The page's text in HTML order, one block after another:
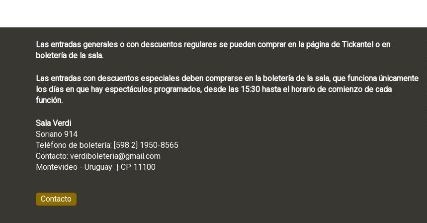
Las entradas generales o con descuentos regulares se pueden comprar en la página de Tickantel o en
boletería de la sala.
Las entradas con descuentos especiales deben comprarse en la boletería de la sala, que funciona únicamente
los días en que hay espectáculos programados, desde las 15:30 hasta el horario de comienzo de cada
función.
Sala Verdi
Soriano 914
Teléfono de boletería: [598 2] 1950-8565
Contacto: verdiboleteria@gmail.com
Montevideo - Uruguay | CP 11100
Contacto